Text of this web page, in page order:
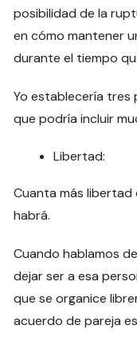
posibilidad de la
en cómo mantener
durante el tiempo
Yo establecería tres
que podría incluir
Libertad:
Cuanta más libertad
habrá.
Cuando hablamos
dejar ser a esa
que se organice
acuerdo de pareja